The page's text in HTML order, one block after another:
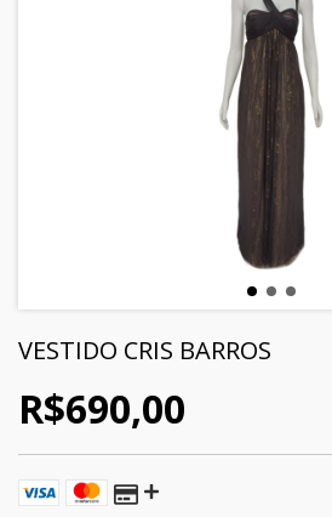
VESTIDO CRIS BARROS
R$690,00